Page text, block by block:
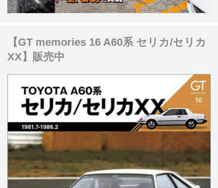
【GT memories 16 A60系 セリカ/セリカ
XX】販売中